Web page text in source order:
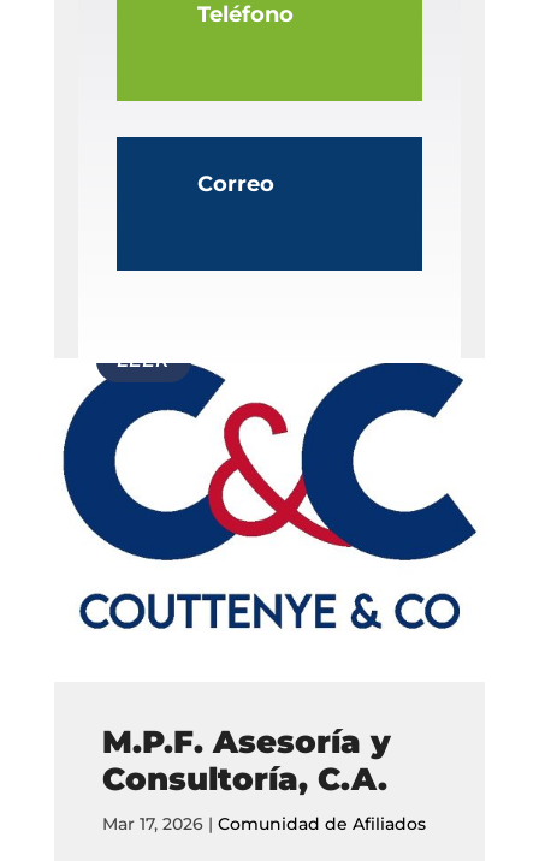
Teléfono
Correo
M.P.F. Asesoría y
Consultoría, C.A.
Mar 17, 2026| Comunidad de Afiliados